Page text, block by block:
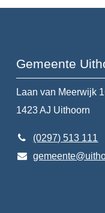
Gemeente
Laan van Meerwijk
1423 AJ Uithoorn
(0297) 513 111